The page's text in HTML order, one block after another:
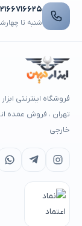
شنبه تا چهارشنبه ۹
فروشگاه اینترنتی
تهران ، فروش عمده
خارجی